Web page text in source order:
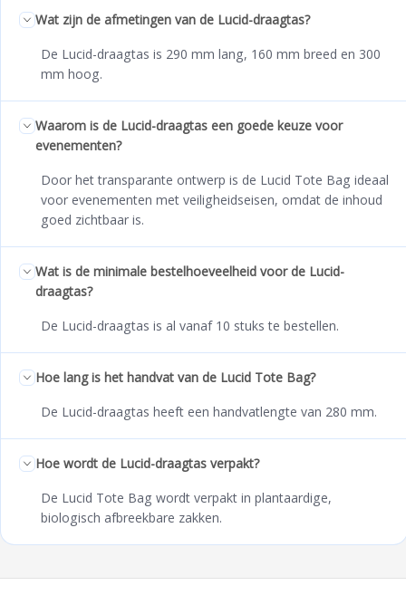
Wat zijn de afmetingen van de Lucid-draagtas?
De Lucid-draagtas is 290 mm lang, 160 mm breed en 300
mm hoog.
Waarom is de Lucid-draagtas een goede keuze voor
evenementen?
Door het transparante ontwerp is de Lucid Tote Bag ideaal
voor evenementen met veiligheidseisen, omdat de inhoud
goed zichtbaar is.
Wat is de minimale bestelhoeveelheid voor de Lucid-
draagtas?
De Lucid-draagtas is al vanaf 10 stuks te bestellen.
Hoe lang is het handvat van de Lucid Tote Bag?
De Lucid-draagtas heeft een handvatlengte van 280 mm.
Hoe wordt de Lucid-draagtas verpakt?
De Lucid Tote Bag wordt verpakt in plantaardige,
biologisch afbreekbare zakken.